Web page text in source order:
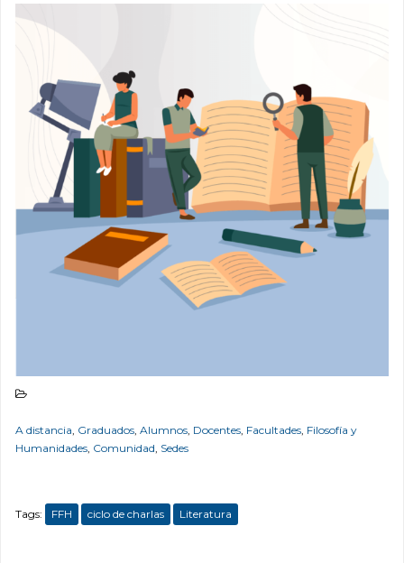
A distancia, Graduados, Alumnos, Docentes, Facultades, Filosofía y
Humanidades, Comunidad, Sedes
Tags: FFH ciclo de charlas Literatura